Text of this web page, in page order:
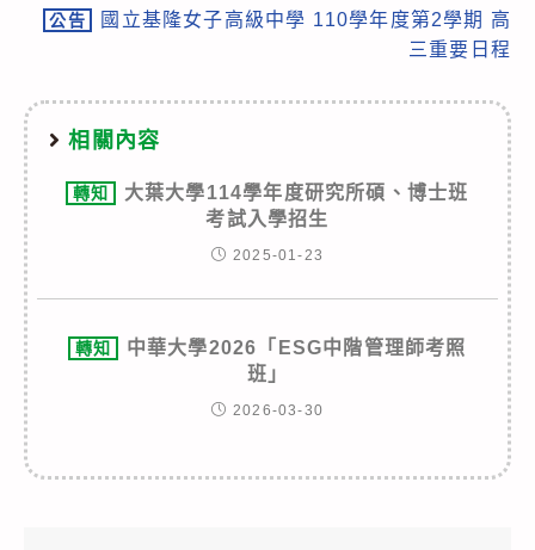
公告
國立基隆女子高級中學 110學年度第2學期 高
三重要日程
相關內容
轉知
大葉大學114學年度研究所碩、博士班
考試入學招生
2025-01-23
轉知
中華大學2026「ESG中階管理師考照
班」
2026-03-30